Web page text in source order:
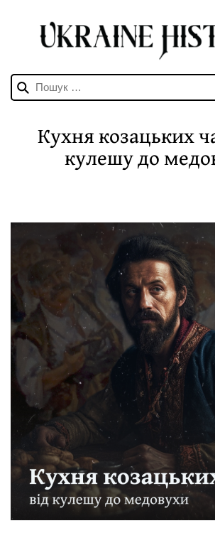
Пошук:
Кухня козацьких
кулешу до